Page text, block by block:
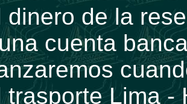
dinero de la
cuenta
trasporte Lima -